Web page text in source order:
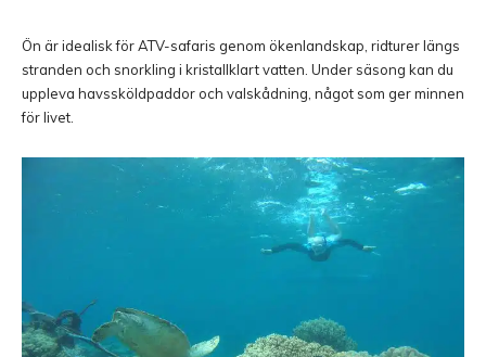
Ön är idealisk för ATV-safaris genom ökenlandskap, ridturer längs
stranden och snorkling i kristallklart vatten. Under säsong kan du
uppleva havssköldpaddor och valskådning, något som ger minnen
för livet.